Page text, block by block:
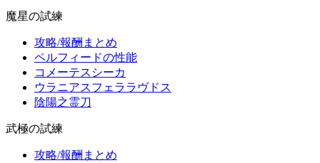
魔星の試練
攻略/報酬まとめ
ペルフィードの性能
コメーテスシーカ
ウラニアスフェララヴドス
陰陽之霊刀
武極の試練
攻略/報酬まとめ